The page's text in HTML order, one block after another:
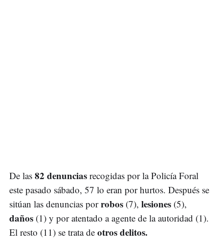
De las 82 denuncias recogidas por la Policía Foral
este pasado sábado, 57 lo eran por hurtos. Después se
sitúan las denuncias porrobos (7), lesiones (5),
daños (1) y por atentado a agente de la autoridad (1).
El resto (11) se trata de otros delitos.